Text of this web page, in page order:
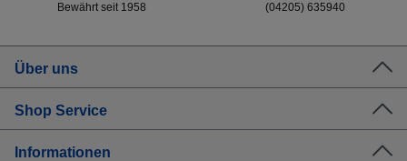
Bewährt seit 1958 (04205) 635940
Über uns
Shop Service
Informationen